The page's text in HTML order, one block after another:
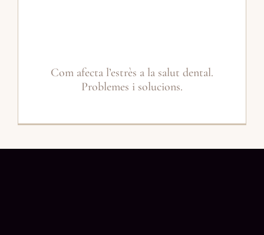
Com afecta l’estrès a la salut dental.
Problemes i solucions.